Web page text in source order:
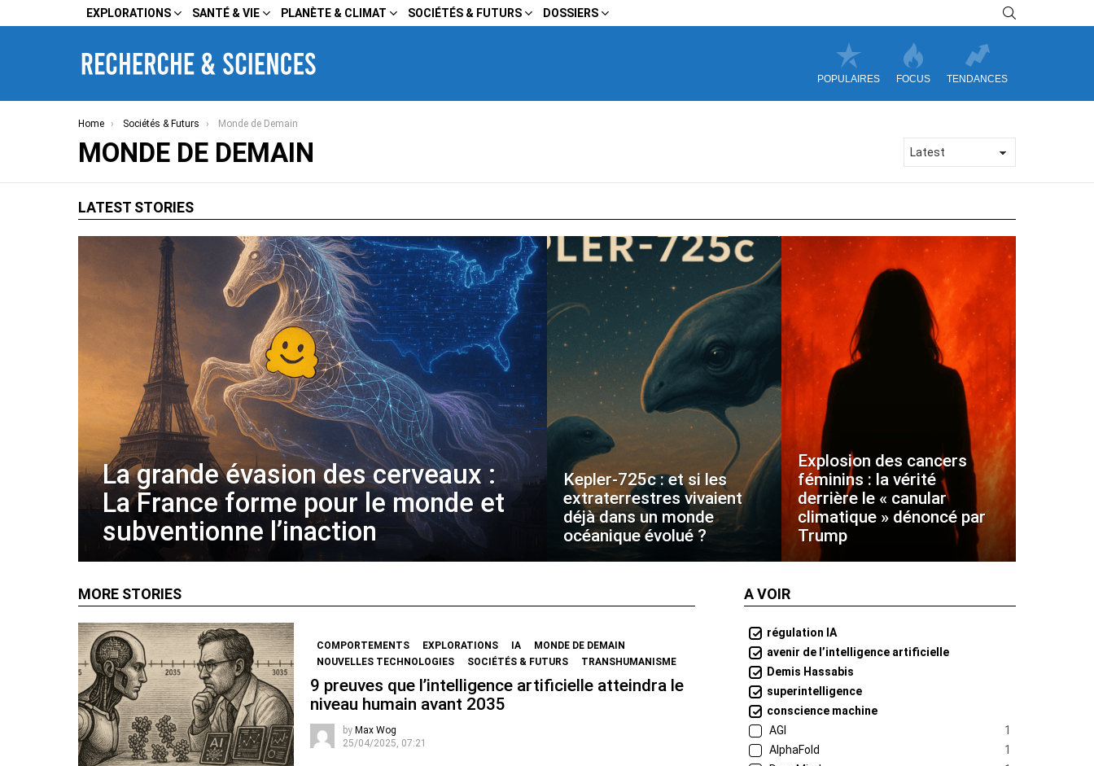
EXPLORATIONS SANTÉ & VIE PLANÈTE & CLIMAT SOCIÉTÉS & FUTURS DOSSIERS
POPULAIRES FOCUS TENDANCES
You are here:
Home Sociétés & Futurs Monde de Demain
MONDE DE DEMAIN
LATEST STORIES
La grande évasion des cerveaux :
La France forme pour le monde et
subventionne l’inaction
Kepler-725c : et si les
extraterrestres vivaient
déjà dans un monde
océanique évolué ?
Explosion des cancers
féminins : la vérité
derrière le « canular
climatique » dénoncé par
Trump
MORE STORIES
COMPORTEMENTS EXPLORATIONS IA
MONDE DE DEMAIN
NOUVELLES TECHNOLOGIES
SOCIÉTÉS & FUTURS TRANSHUMANISME
9 preuves que l’intelligence artificielle atteindra le
niveau humain avant 2035
by Max Wog
25/04/2025, 07:21
A VOIR
régulation IA
avenir de l’intelligence artificielle
Demis Hassabis
superintelligence
conscience machine
AGI
1
AlphaFold
1